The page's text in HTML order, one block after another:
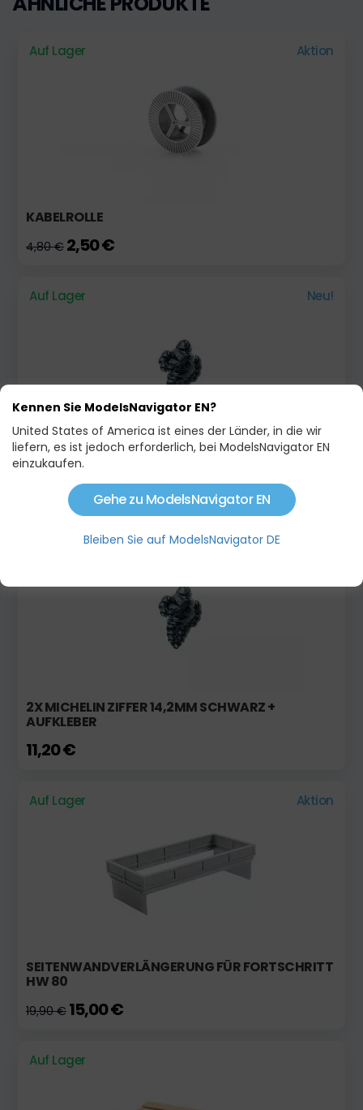
Auf Lager Aktion
KABELROLLE
4,80 € 2,50 €
Auf Lager Neu!
MICHELIN ZAHL 10,2 MM - SCHWARZ
5,80 €
Auf Lager
2X MICHELIN ZIFFER 14,2MM SCHWARZ +
AUFKLEBER
11,20 €
Auf Lager Aktion
SEITENWANDVERLÄNGERUNG FÜR FORTSCHRITT
HW 80
19,90 € 15,00 €
Auf Lager
Kennen Sie ModelsNavigator EN?
United States of America ist eines der Länder, in die wir
liefern, es ist jedoch erforderlich, bei ModelsNavigator EN
einzukaufen.
Gehe zu ModelsNavigator EN
Bleiben Sie auf ModelsNavigator DE